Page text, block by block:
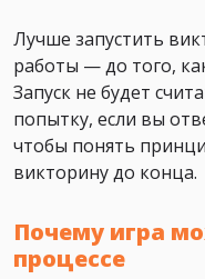
Лучше запустить
работы — до того,
Запуск не будет
попытку, если вы
чтобы понять
викторину до конца.
Почему игра
процессе